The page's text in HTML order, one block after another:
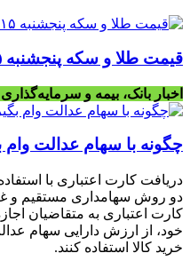
قیمت طلا و سکه پنجشنبه ۱۵ مرداد
اخبار بانک، بیمه و
چگونه با سهام عدالت وام
دریافت کارت اعتباری با
دو روش سهامداری مستقیم و
کارت اعتباری به متقاضیان
خود، از ارزش دارایی سهام
خرید کالا استفاده کنند.